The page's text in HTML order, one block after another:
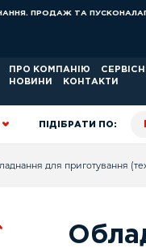
ПРОДАЖ ТА
ПРО КОМПАНІЮ
НОВИНИ
КОНТАКТИ
ПІДІБРАТИ ПО:
для приготування